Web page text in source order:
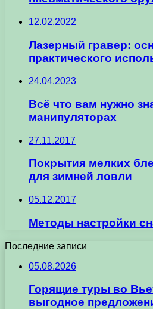
12.02.2022
Лазерный гравер:
практического
24.04.2023
Всё что вам нужно
манипуляторах
27.11.2017
Покрытия мелких
для зимней ловли
05.12.2017
Методы настройки
Последние записи
05.08.2026
Горящие туры во
выгодное